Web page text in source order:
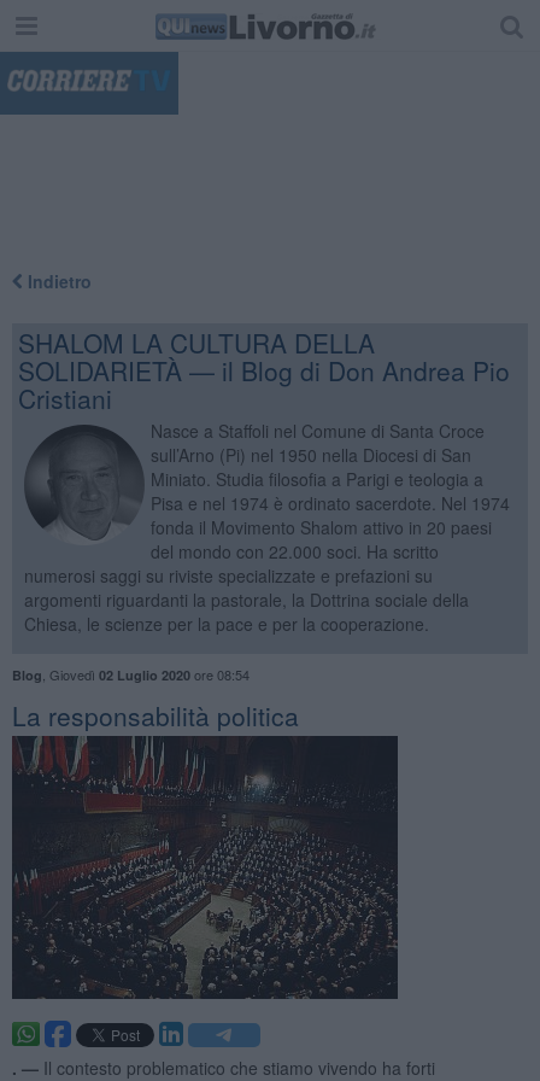
Indietro
SHALOM LA CULTURA DELLA
SOLIDARIETÀ — il Blog di Don Andrea Pio
Cristiani
Nasce a Staffoli nel Comune di Santa Croce
sull’Arno (Pi) nel 1950 nella Diocesi di San
Miniato. Studia filosofia a Parigi e teologia a
Pisa e nel 1974 è ordinato sacerdote. Nel 1974
fonda il Movimento Shalom attivo in 20 paesi
del mondo con 22.000 soci. Ha scritto
numerosi saggi su riviste specializzate e prefazioni su
argomenti riguardanti la pastorale, la Dottrina sociale della
Chiesa, le scienze per la pace e per la cooperazione.
Blog Giovedì 02 Luglio 2020ore 08:54
La responsabilità politica
. — Il contesto problematico che stiamo vivendo ha forti